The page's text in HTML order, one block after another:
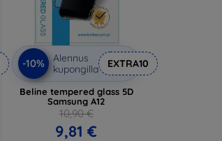
-10%
Alennus
kupongilla
EXTRA10
Beline tempered glass 5D
Samsung A12
10,90 €
9,81 €